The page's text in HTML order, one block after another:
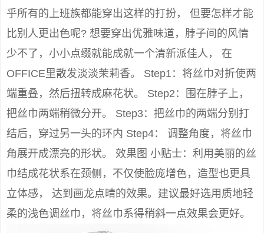
乎所有的上班族都能穿出这样的打扮， 但要怎样才能
比别人更出色呢? 想要穿出优雅味道，脖子间的风情
少不了，小小点缀就能成就一个清新派佳人， 在
OFFICE里散发淡淡茉莉香。 Step1：将丝巾对折使两
端重叠，然后扭转成麻花状。 Step2：围在脖子上，
把丝巾两端稍微分开。 Step3：把丝巾的两端分别打
结后，穿过另一头的环内 Step4： 调整角度，将丝巾
角展开成漂亮的形状。 效果图 小贴士：利用美丽的丝
巾结成花状系在颈侧，不仅使脸庞增色，造型也更具
立体感， 达到画龙点晴的效果。建议最好选用质地轻
柔的浅色调丝巾，将丝巾系得稍斜一点效果会更好。